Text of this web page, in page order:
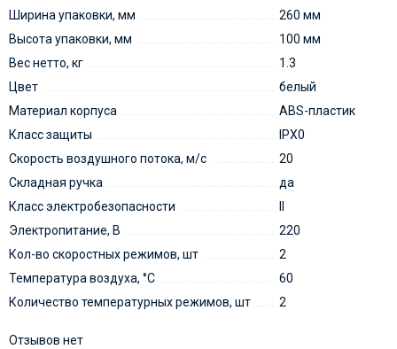
Ширина упаковки, мм
260 мм
Высота упаковки, мм
100 мм
Вес нетто, кг
1.3
Цвет
белый
Материал корпуса
ABS-пластик
Класс защиты
IPX0
Скорость воздушного потока, м/с
20
Складная ручка
да
Класс электробезопасности
Электропитание, В
220
Кол-во скоростных режимов, шт
2
Температура воздуха, °С
60
Количество температурных режимов, шт
2
Отзывов нет